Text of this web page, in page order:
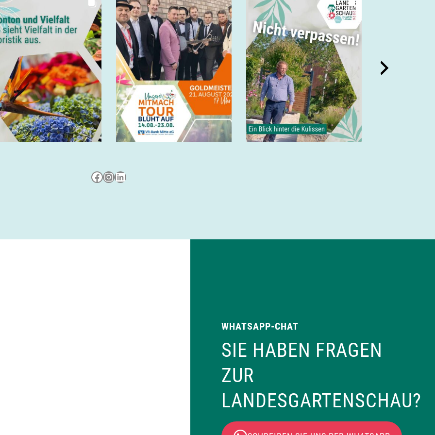
Besuche uns auf Facebook
Besuche uns auf Instagram
LinkedIn
WHATSAPP-CHAT
SIE HABEN FRAGEN
ZUR
LANDESGARTENSCHAU?